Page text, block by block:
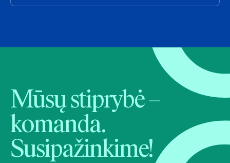
Mūsų stiprybė –
komanda.
Susipažinkime!